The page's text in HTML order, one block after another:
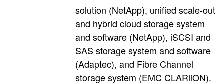
solution (NetApp), unified scale-out
and hybrid cloud storage system
and software (NetApp), iSCSI and
SAS storage system and software
(Adaptec), and Fibre Channel
storage system (EMC CLARiiON).